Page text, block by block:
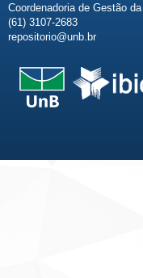
Coordenadoria de Gestão
(61) 3107-2683
repositorio@unb.br